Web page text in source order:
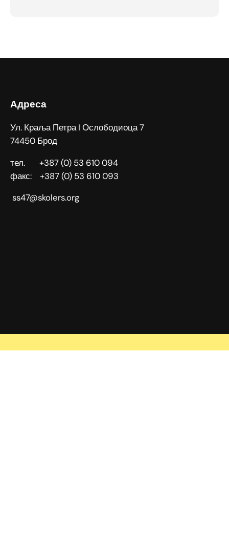
Адреса
Ул. Краља Петра I Ослободиоца 7
74450 Брод
тел. +387 (0) 53 610 094
факс: +387 (0) 53 610 093
ss47@skolers.org